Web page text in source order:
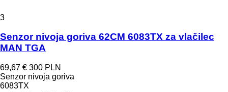
3
Senzor nivoja goriva 62CM 6083TX za vlačilec
MAN TGA
69,67 € 300 PLN
Senzor nivoja goriva
6083TX